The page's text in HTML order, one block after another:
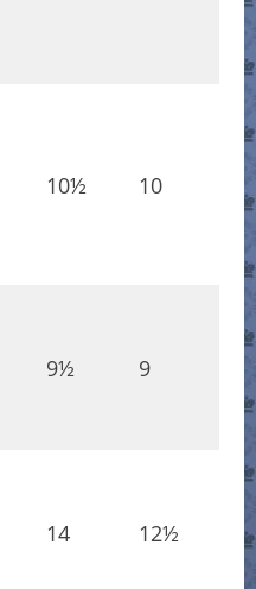
10½ 10
9½ 9
14 12½